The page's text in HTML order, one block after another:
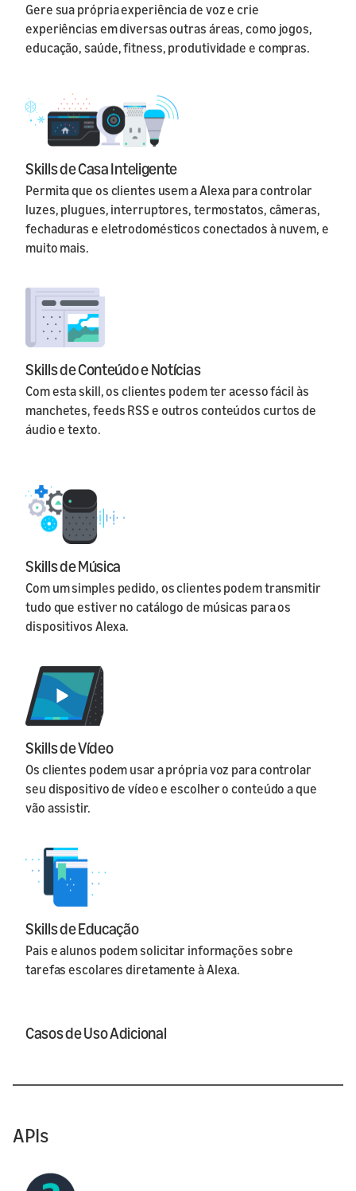
Gere sua própria experiência de voz e crie
experiências em diversas outras áreas, como jogos,
educação, saúde, fitness, produtividade e compras.
Skills de Casa Inteligente
Permita que os clientes usem a Alexa para controlar
luzes, plugues, interruptores, termostatos, câmeras,
fechaduras e eletrodomésticos conectados à nuvem, e
muito mais.
Skills de Conteúdo e Notícias
Com esta skill, os clientes podem ter acesso fácil às
manchetes, feeds RSS e outros conteúdos curtos de
áudio e texto.
Skills de Música
Com um simples pedido, os clientes podem transmitir
tudo que estiver no catálogo de músicas para os
dispositivos Alexa.
Skills de Vídeo
Os clientes podem usar a própria voz para controlar
seu dispositivo de vídeo e escolher o conteúdo a que
vão assistir.
Skills de Educação
Pais e alunos podem solicitar informações sobre
tarefas escolares diretamente à Alexa.
Casos de Uso Adicional
APIs